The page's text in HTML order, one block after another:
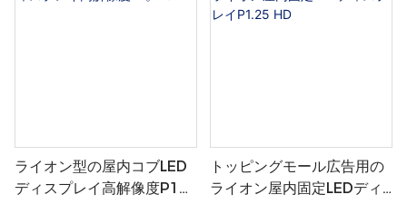
ライオン型の屋内コブLED
ディスプレイ高解像度P1。
トッピングモール広告用の
ライオン屋内固定LEDディ